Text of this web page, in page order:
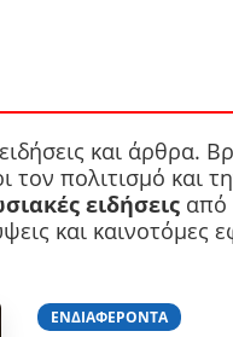
και άρθρα.
τον πολιτισμό και
ειδήσεις από
και καινοτόμες
ΕΝΔΙΑΦΈΡΟΝΤΑ